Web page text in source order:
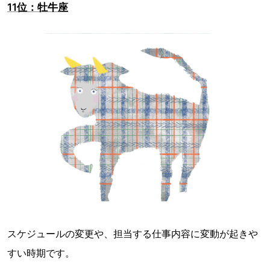
11位：牡牛座
スケジュールの変更や、担当する仕事内容に変動が起きや
すい時期です。